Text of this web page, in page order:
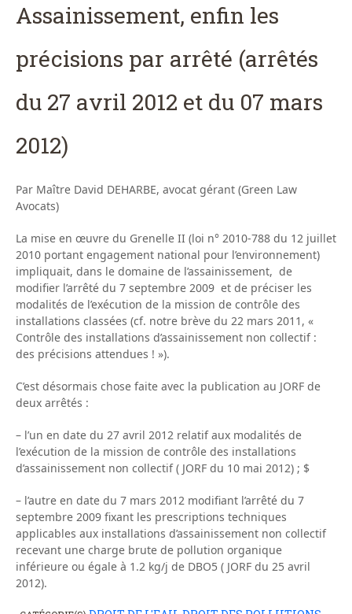
Assainissement, enfin les
précisions par arrêté (arrêtés
du 27 avril 2012 et du 07 mars
2012)
Par Maître David DEHARBE, avocat gérant (Green Law
Avocats)
La mise en œuvre du Grenelle II (loi n° 2010-788 du 12 juillet
2010 portant engagement national pour l’environnement)
impliquait, dans le domaine de l’assainissement, de
modifier l’arrêté du 7 septembre 2009 et de préciser les
modalités de l’exécution de la mission de contrôle des
installations classées (cf. notre brève du 22 mars 2011, «
Contrôle des installations d’assainissement non collectif :
des précisions attendues ! »).
C’est désormais chose faite avec la publication au JORF de
deux arrêtés :
– l’un en date du 27 avril 2012 relatif aux modalités de
l’exécution de la mission de contrôle des installations
d’assainissement non collectif ( JORF du 10 mai 2012) ; $
– l’autre en date du 7 mars 2012 modifiant l’arrêté du 7
septembre 2009 fixant les prescriptions techniques
applicables aux installations d’assainissement non collectif
recevant une charge brute de pollution organique
inférieure ou égale à 1.2 kg/j de DBO5 ( JORF du 25 avril
2012).